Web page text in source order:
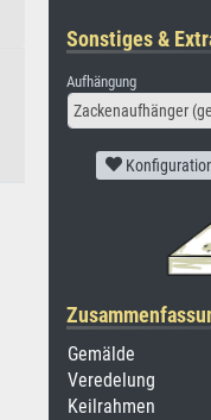
Sonstiges &
Aufhängung
Zackenaufhänger
Gemälde
Veredelung
Keilrahmen